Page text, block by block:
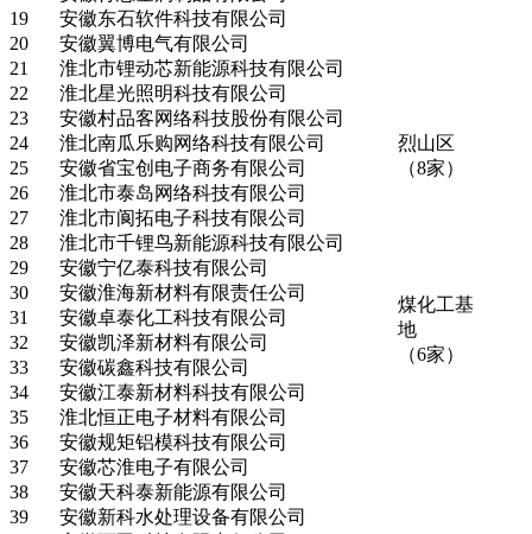
19
安徽东石软件科技有限公司
20
安徽翼博电气有限公司
21
淮北市锂动芯新能源科技有限公司
烈山区
（8家）
22
淮北星光照明科技有限公司
23
安徽村品客网络科技股份有限公司
24
淮北南瓜乐购网络科技有限公司
25
安徽省宝创电子商务有限公司
26
淮北市泰岛网络科技有限公司
27
淮北市阆拓电子科技有限公司
28
淮北市千锂鸟新能源科技有限公司
29
安徽宁亿泰科技有限公司
煤化工基
地
（6家）
30
安徽淮海新材料有限责任公司
31
安徽卓泰化工科技有限公司
32
安徽凯泽新材料有限公司
33
安徽碳鑫科技有限公司
34
安徽江泰新材料科技有限公司
35
淮北恒正电子材料有限公司
36
安徽规矩铝模科技有限公司
37
安徽芯淮电子有限公司
38
安徽天科泰新能源有限公司
39
安徽新科水处理设备有限公司